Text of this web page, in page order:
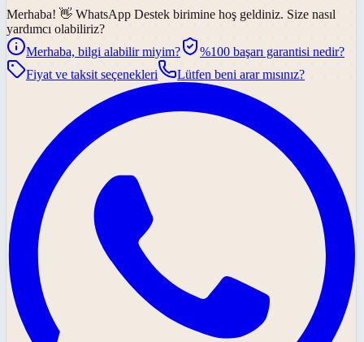
Merhaba! 👋 WhatsApp Destek birimine hoş geldiniz. Size nasıl
yardımcı olabiliriz?
Merhaba, bilgi alabilir miyim?
%100 başarı garantisi nedir?
Fiyat ve taksit seçenekleri
Lütfen beni arar mısınız?